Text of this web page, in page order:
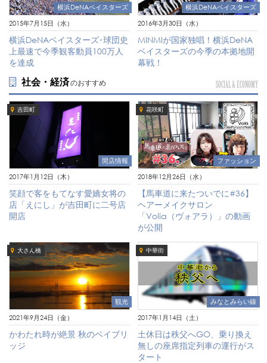
横浜DeNAベイスターズ
2015年7月15日（水）
横浜DeNAベイスターズ･球団史
上最速で今季観客動員100万人
を達成
横浜DeNAベイスターズ
2016年3月30日（水）
MINMIが国家独唱！横浜DeNA
ベイスターズの今季の本拠地開
幕戦！
社会・経済のおすすめ SOCIAL & ECONOMY
吉田町
開店情報
2017年1月12日（木）
笑顔で客をもてなす愛嬌女将の
店「えにし」が吉田町に二号店
開店
花咲町
ファッション
2018年12月26日（水）
【馬車道に来たついでに#36】
ヘアーメイクサロン
「Volia（ヴォアラ）」の動画
が公開
大さん橋
観光
2021年9月24日（金）
かわたれ時が絶景 秋のベイブリ
ッジ
中華街
みなとみらい線
2017年1月14日（土）
土休日は秩父へGO、乗り換え
無しの座席指定列車の運行がス
タート